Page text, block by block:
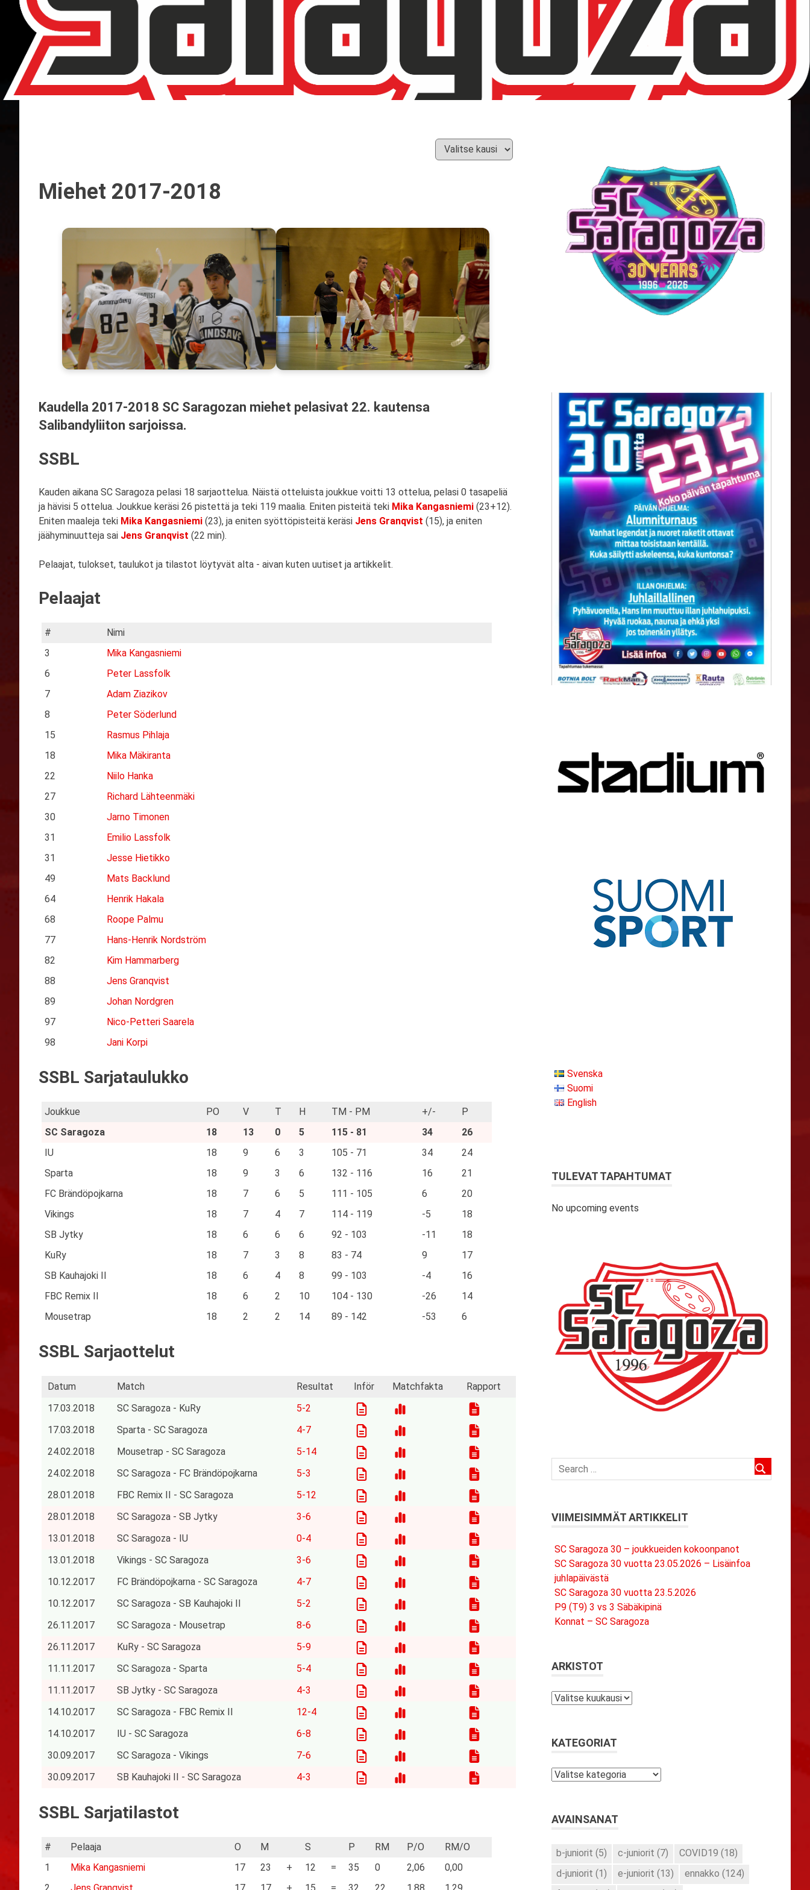
Miehet 2017-2018
Kaudella 2017-2018 SC Saragozan miehet pelasivat 22. kautensa
Salibandyliiton sarjoissa.
SSBL
Kauden aikana SC Saragoza pelasi 18 sarjaottelua. Näistä otteluista joukkue voitti 13 ottelua, pelasi 0 tasapeliä
ja hävisi 5 ottelua. Joukkue keräsi 26 pistettä ja teki 119 maalia. Eniten pisteitä teki Mika Kangasniemi (23+12).
Eniten maaleja teki Mika Kangasniemi (23), ja eniten syöttöpisteitä keräsi Jens Granqvist (15), ja eniten
jäähyminuutteja sai Jens Granqvist (22 min).
Pelaajat, tulokset, taulukot ja tilastot löytyvät alta - aivan kuten uutiset ja artikkelit.
Pelaajat
#
Nimi
3
Mika Kangasniemi
6
Peter Lassfolk
7
Adam Ziazikov
8
Peter Söderlund
15
Rasmus Pihlaja
18
Mika Mäkiranta
22
Niilo Hanka
27
Richard Lähteenmäki
30
Jarno Timonen
31
Emilio Lassfolk
31
Jesse Hietikko
49
Mats Backlund
64
Henrik Hakala
68
Roope Palmu
77
Hans-Henrik Nordström
82
Kim Hammarberg
88
Jens Granqvist
89
Johan Nordgren
97
Nico-Petteri Saarela
98
Jani Korpi
SSBL Sarjataulukko
Joukkue PO V T H TM - PM +/-
P
SC Saragoza
18 13 0 5 115 - 81 34
26
IU
18 9 6 3 105 - 71 34
24
Sparta
18 9 3 6 132 - 116 16
21
FC Brändöpojkarna
18 7 6 5 111 - 105 6
20
Vikings
18 7 4 7 114 - 119 -5
18
SB Jytky
18 6 6 6 92 - 103 -11
18
KuRy
18 7 3 8 83 - 74 9
17
SB Kauhajoki II
18 6 4 8 99 - 103 -4
16
FBC Remix II
18 6 2 10 104 - 130 -26
14
Mousetrap
18 2 2 14 89 - 142 -53 6
SSBL Sarjaottelut
Datum Match Resultat Inför Matchfakta
Rapport
17.03.2018
SC Saragoza - KuRy
5-2
17.03.2018
Sparta - SC Saragoza
4-7
24.02.2018
Mousetrap - SC Saragoza
5-14
24.02.2018
SC Saragoza - FC Brändöpojkarna
5-3
28.01.2018
FBC Remix II - SC Saragoza
5-12
28.01.2018
SC Saragoza - SB Jytky
3-6
13.01.2018
SC Saragoza - IU
0-4
13.01.2018
Vikings - SC Saragoza
3-6
10.12.2017
FC Brändöpojkarna - SC Saragoza
4-7
10.12.2017
SC Saragoza - SB Kauhajoki II
5-2
26.11.2017
SC Saragoza - Mousetrap
8-6
26.11.2017
KuRy - SC Saragoza
5-9
11.11.2017
SC Saragoza - Sparta
5-4
11.11.2017
SB Jytky - SC Saragoza
4-3
14.10.2017
SC Saragoza - FBC Remix II
12-4
14.10.2017
IU - SC Saragoza
6-8
30.09.2017
SC Saragoza - Vikings
7-6
30.09.2017
SB Kauhajoki II - SC Saragoza 4-3
SSBL Sarjatilastot
# Pelaaja O M S P RM P/O
RM/O
1
Mika Kangasniemi 17 23 + 12 = 35 0 2,06
0,00
Svenska
Suomi
English
TULEVAT TAPAHTUMAT
No upcoming events
VIIMEISIMMÄT ARTIKKELIT
SC Saragoza 30 – joukkueiden kokoonpanot
SC Saragoza 30 vuotta 23.05.2026 – Lisäinfoa
juhlapäivästä
SC Saragoza 30 vuotta 23.5.2026
P9 (T9) 3 vs 3 Säbäkipinä
Konnat – SC Saragoza
ARKISTOT
Arkistot
KATEGORIAT
Kategoriat
AVAINSANAT
b-juniorit (5) c-juniorit (7) COVID19 (18)
d-juniorit (1) e-juniorit (13) ennakko (124)